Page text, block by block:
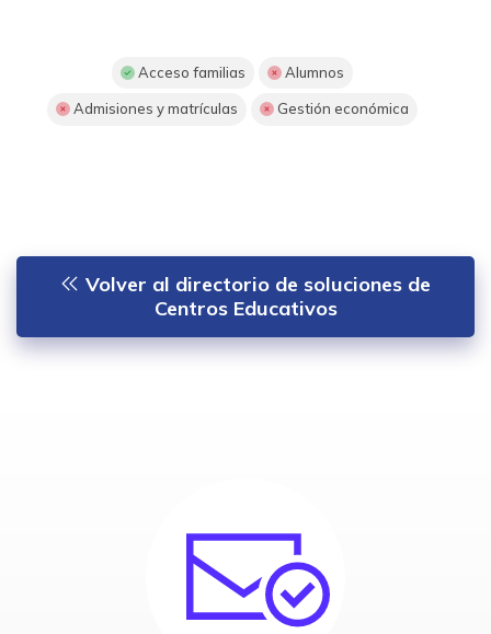
Acceso familias Alumnos
Admisiones y matrículas Gestión económica
Volver al directorio de soluciones de
Centros Educativos